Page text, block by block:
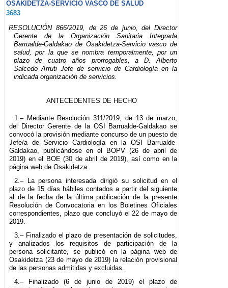
OSAKIDETZA-SERVICIO VASCO DE SALUD
3683
RESOLUCIÓN 866/2019, de 26 de junio, del Director
Gerente de la Organización Sanitaria Integrada
Barrualde-Galdakao de Osakidetza-Servicio vasco de
salud, por la que se nombra temporalmente, por un
plazo de cuatro años prorrogables, a D. Alberto
Salcedo Arruti Jefe de servicio de Cardiología en la
indicada organización de servicios.
ANTECEDENTES DE HECHO
1.– Mediante Resolución 311/2019, de 13 de marzo,
del Director Gerente de la OSI Barrualde-Galdakao se
convocó la provisión mediante concurso de un puesto de
Jefe/a de Servicio Cardiología en la OSI Barrualde-
Galdakao, publicándose en el BOPV (26 de abril de
2019) en el BOE (30 de abril de 2019), así como en la
página web de Osakidetza.
2.– La persona interesada dirigió su solicitud en el
plazo de 15 días hábiles contados a partir del siguiente
al de la fecha de la última publicación de la presente
Resolución de Convocatoria en los Boletines Oficiales
correspondientes, plazo que concluyó el 22 de mayo de
2019.
3.– Finalizado el plazo de presentación de solicitudes,
y analizados los requisitos de participación de la
persona solicitante, se publicó en la página web de
Osakidetza (23 de mayo de 2019) la relación provisional
de las personas admitidas y excluidas.
4.– Finalizado (6 de junio de 2019) el plazo de